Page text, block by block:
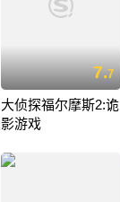
7.7
大侦探福尔摩斯2:诡
影游戏